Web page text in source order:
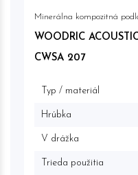
Minerálna kompozitná
WOODRIC
CWSA 207
Typ / materiál
Hrúbka
V drážka
Trieda použitia